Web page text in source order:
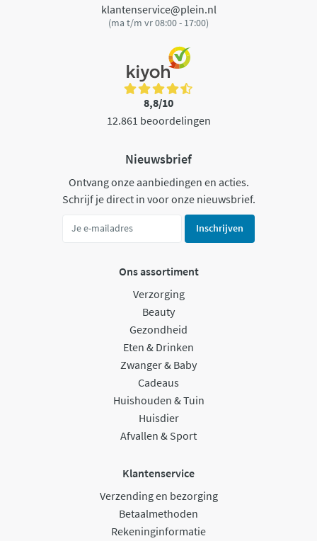
klantenservice@plein.nl
(ma t/m vr 08:00 - 17:00)
8,8/10
12.861 beoordelingen
Nieuwsbrief
Ontvang onze aanbiedingen en acties.
Schrijf je direct in voor onze nieuwsbrief.
Inschrijven
Ons assortiment
Verzorging
Beauty
Gezondheid
Eten & Drinken
Zwanger & Baby
Cadeaus
Huishouden & Tuin
Huisdier
Afvallen & Sport
Klantenservice
Verzending en bezorging
Betaalmethoden
Rekeninginformatie